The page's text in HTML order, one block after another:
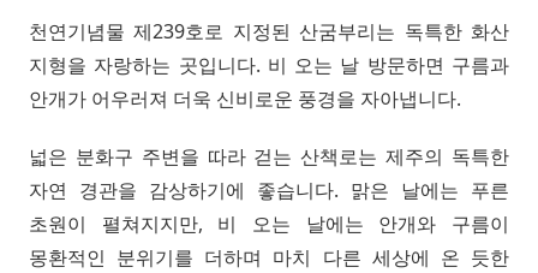
천연기념물 제239호로 지정된 산굼부리는 독특한 화산
지형을 자랑하는 곳입니다. 비 오는 날 방문하면 구름과
안개가 어우러져 더욱 신비로운 풍경을 자아냅니다.
넓은 분화구 주변을 따라 걷는 산책로는 제주의 독특한
자연 경관을 감상하기에 좋습니다. 맑은 날에는 푸른
초원이 펼쳐지지만, 비 오는 날에는 안개와 구름이
몽환적인 분위기를 더하며 마치 다른 세상에 온 듯한